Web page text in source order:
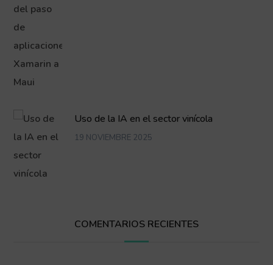
Uso de la IA en el sector vinícola
19 NOVIEMBRE 2025
COMENTARIOS RECIENTES